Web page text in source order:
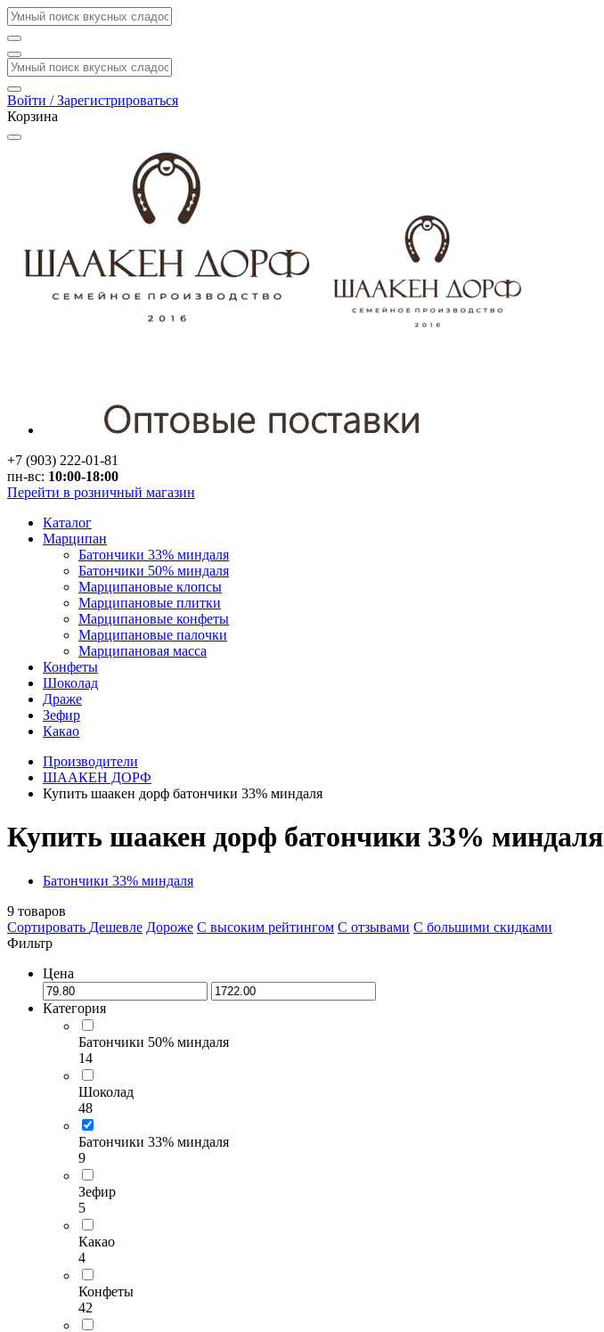
Войти / Зарегистрироваться
Корзина
+7 (903) 222-01-81
пн-вс: 10:00-18:00
Перейти в розничный магазин
Каталог
Марципан
Батончики 33% миндаля
Батончики 50% миндаля
Марципановые клопсы
Марципановые плитки
Марципановые конфеты
Марципановые палочки
Марципановая масса
Конфеты
Шоколад
Драже
Зефир
Какао
Производители
ШААКЕН ДОРФ
Купить шаакен дорф батончики 33% миндаля
Купить шаакен дорф батончики 33% миндаля
Батончики 33% миндаля
9 товаров
Сортировать Дешевле Дороже С высоким рейтингом C отзывами С большими скидками
Фильтр
Цена
Категория
Батончики 50% миндаля
14
Шоколад
48
Батончики 33% миндаля
9
Зефир
5
Какао
4
Конфеты
42